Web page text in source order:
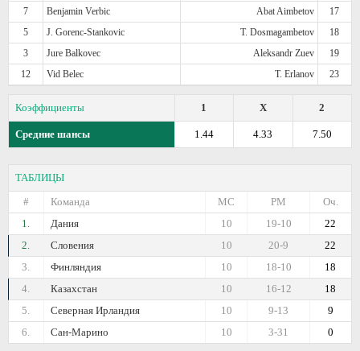
7
Benjamin Verbic Abat Aimbetov
17
5
J. Gorenc-Stankovic T. Dosmagambetov
18
3
Jure Balkovec Aleksandr Zuev
19
12
Vid Belec T. Erlanov 23
Коэффициенты 2
X
1
Средние шансы 7.50
4.33
1.44
ТАБЛИЦЫ
#
Команда Оч.
РМ
МС
1.
Дания 22
19-10
10
2.
Словения 22
20-9
10
3.
Финляндия 18
18-10
10
4.
Казахстан 18
16-12
10
5.
Северная Ирландия 9
9-13
10
6.
Сан-Марино 0
3-31
10